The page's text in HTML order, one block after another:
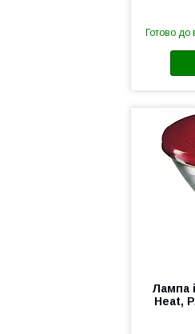
Готово до
Лампа
Heat,